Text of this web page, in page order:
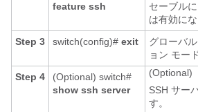
feature ssh
セーブル
は有効にな
Step 3
switch(config)# exit
グローバ
ョン モー
Step 4
(Optional) switch#
show ssh server
(Optional)
SSH サー
す。